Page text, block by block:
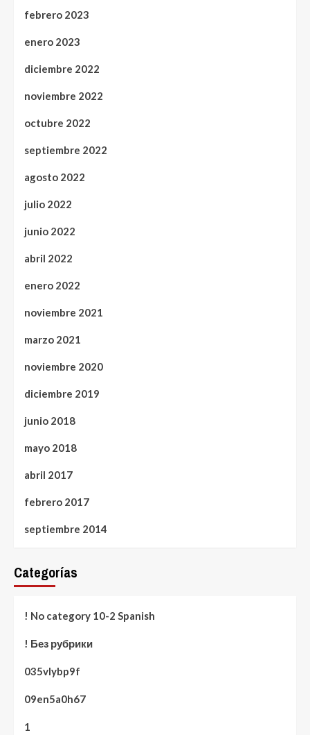
febrero 2023
enero 2023
diciembre 2022
noviembre 2022
octubre 2022
septiembre 2022
agosto 2022
julio 2022
junio 2022
abril 2022
enero 2022
noviembre 2021
marzo 2021
noviembre 2020
diciembre 2019
junio 2018
mayo 2018
abril 2017
febrero 2017
septiembre 2014
Categorías
! No category 10-2 Spanish
! Без рубрики
035vlybp9f
09en5a0h67
1